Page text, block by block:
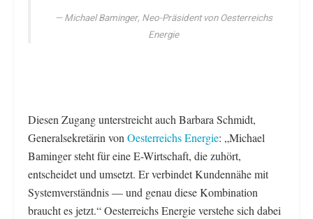
Michael Baminger, Neo-Präsident von Oesterreichs
Energie
Diesen Zugang unterstreicht auch Barbara Schmidt,
Generalsekretärin von Oesterreichs Energie: „Michael
Baminger steht für eine E-Wirtschaft, die zuhört,
entscheidet und umsetzt. Er verbindet Kundennähe mit
Systemverständnis — und genau diese Kombination
braucht es jetzt.“ Oesterreichs Energie verstehe sich dabei